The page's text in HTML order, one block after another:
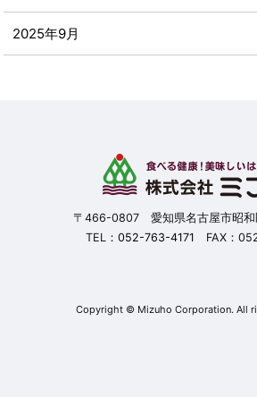
2025年9月
〒466-0807 愛知県名古屋市昭和
TEL： 052-763-4171 FAX：
Copyright © Mizuho Corporation. All